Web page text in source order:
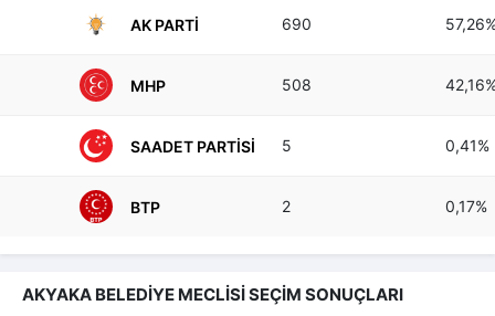
AK PARTI 690
MHP 508
SAADET PARTISI 5 0,41%
BTP 2 0,17%
AKYAKA BELEDİYE MECLİSİ SEÇİM SONUÇLARI